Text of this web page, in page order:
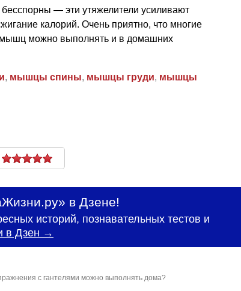
бесспорны — эти утяжелители усиливают
калорий. Очень приятно, что многие
можно выполнять и в домашних
, мышцы спины, мышцы груди, мышцы
в Дзене!
историй, познавательных тестов и
в Дзен →
с гантелями можно выполнять дома?